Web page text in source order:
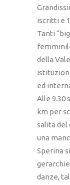
iscritti e
Tanti
della
ed
Alle 9.30
km per
salita del
una
Sperina
danze,